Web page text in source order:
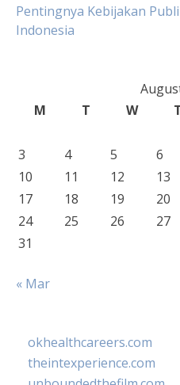
Pentingnya Kebijakan
Indonesia
M
T W
3
4 5 6
10
11 12 13
17
18 19 20
24
25 26 27
31
« Mar
okhealthcareers.com
theintexperience.com